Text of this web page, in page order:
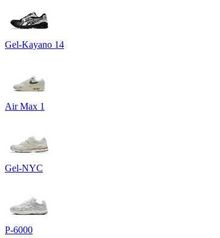
Gel-Kayano 14
Air Max 1
Gel-NYC
P-6000